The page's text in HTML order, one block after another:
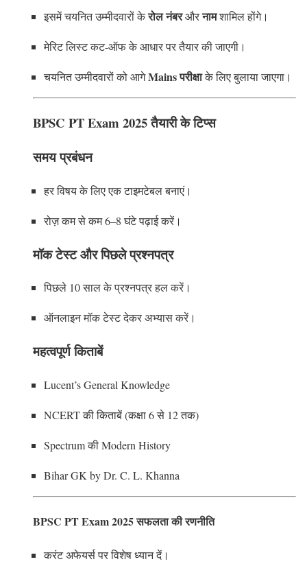
इसमें चयनित उम्मीदवारों केरोल नंबरऔरनामशामिल होंगे।
मेरिट लिस्ट कट-ऑफ के आधार पर तैयार की जाएगी।
चयनित उम्मीदवारों को आगेMains परीक्षाके लिए बुलाया जाएगा।
BPSC PT Exam 2025 तैयारी के टिप्स
समय प्रबंधन
हर विषय के लिए एक टाइमटेबल बनाएं।
रोज़ कम से कम 6–8 घंटे पढ़ाई करें।
मॉक टेस्ट और पिछले प्रश्नपत्र
पिछले 10 साल के प्रश्नपत्र हल करें।
ऑनलाइन मॉक टेस्ट देकर अभ्यास करें।
महत्वपूर्ण किताबें
Lucent’s General Knowledge
NCERT की किताबें (कक्षा 6 से 12 तक)
Spectrum की Modern History
Bihar GK by Dr. C. L. Khanna
BPSC PT Exam 2025 सफलता की रणनीति
करंट अफेयर्स पर विशेष ध्यान दें।